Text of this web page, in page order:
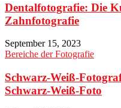
Dentalfotografie: Die
Zahnfotografie
September 15, 2023
Bereiche der Fotografie
Schwarz-Weiß-
Schwarz-Weiß-Foto